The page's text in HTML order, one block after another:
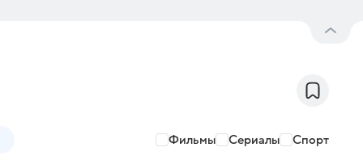
Фильмы Сериалы Спорт